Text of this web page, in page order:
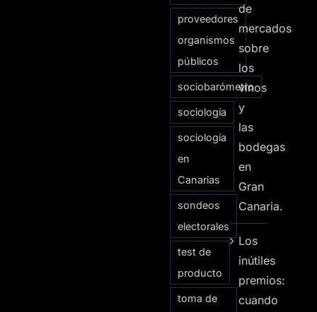
proveedores
organismos
públicos
sociobarómetro
sociología
sociología
en
Canarias
sondeos
electorales
test de
producto
toma de
de
mercados
sobre
los
vinos
y
las
bodegas
en
Gran
Canaria.
Los
inútiles
premios:
cuando